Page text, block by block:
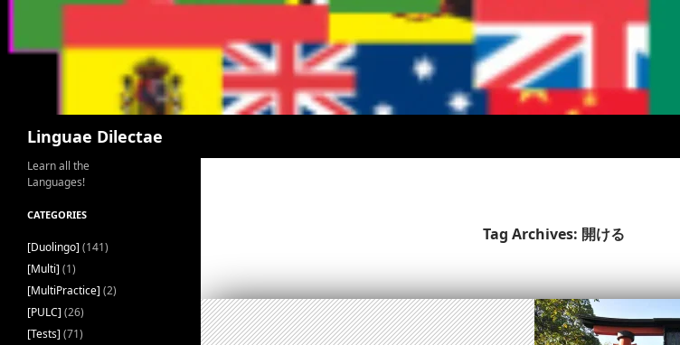
Linguae Dilectae
Tag Archives: 開ける
Learn all the
Languages!
CATEGORIES
[Duolingo] (141)
[Multi] (1)
[MultiPractice] (2)
[PULC] (26)
[Tests] (71)